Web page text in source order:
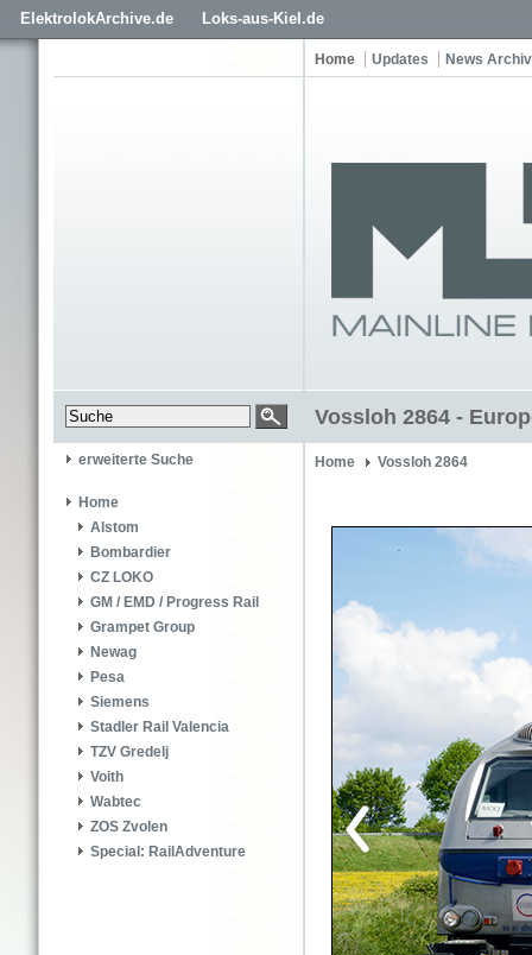
ElektrolokArchive.de Loks-aus-Kiel.de
Home Updates News Archiv
Vossloh 2864 -
erweiterte Suche
Home
Alstom
Bombardier
CZ LOKO
GM / EMD / Progress Rail
Grampet Group
Newag
Pesa
Siemens
Stadler Rail Valencia
TZV Gredelj
Voith
Wabtec
ZOS Zvolen
Special: RailAdventure
Home Vossloh 2864